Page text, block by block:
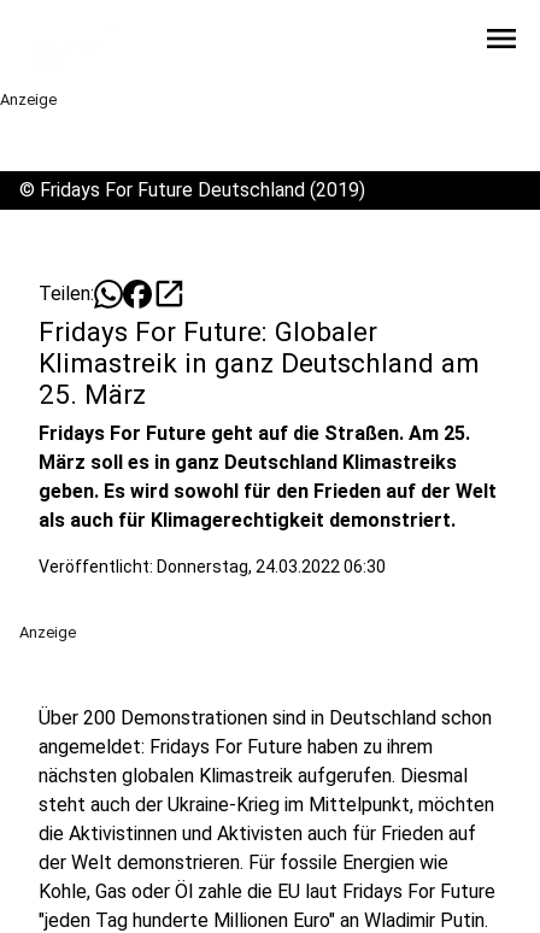
menu
Anzeige
© Fridays For Future Deutschland (2019)
Teilen: open_in_new
Fridays For Future: Globaler
Klimastreik in ganz Deutschland am
25. März
Fridays For Future geht auf die Straßen. Am 25.
März soll es in ganz Deutschland Klimastreiks
geben. Es wird sowohl für den Frieden auf der Welt
als auch für Klimagerechtigkeit demonstriert.
Veröffentlicht: Donnerstag, 24.03.2022 06:30
Anzeige
Über 200 Demonstrationen sind in Deutschland schon
angemeldet: Fridays For Future haben zu ihrem
nächsten globalen Klimastreik aufgerufen. Diesmal
steht auch der Ukraine-Krieg im Mittelpunkt, möchten
die Aktivistinnen und Aktivisten auch für Frieden auf
der Welt demonstrieren. Für fossile Energien wie
Kohle, Gas oder Öl zahle die EU laut Fridays For Future
"jeden Tag hunderte Millionen Euro" an Wladimir Putin.